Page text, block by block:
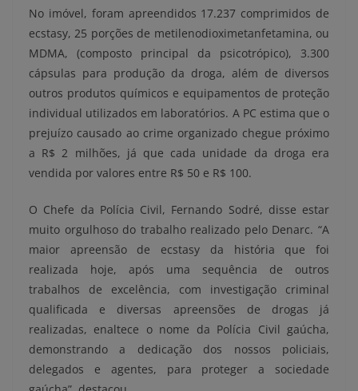
No imóvel, foram apreendidos 17.237 comprimidos de
ecstasy, 25 porções de metilenodioximetanfetamina, ou
MDMA, (composto principal da psicotrópico), 3.300
cápsulas para produção da droga, além de diversos
outros produtos químicos e equipamentos de proteção
individual utilizados em laboratórios. A PC estima que o
prejuízo causado ao crime organizado chegue próximo
a R$ 2 milhões, já que cada unidade da droga era
vendida por valores entre R$ 50 e R$ 100.
O Chefe da Polícia Civil, Fernando Sodré, disse estar
muito orgulhoso do trabalho realizado pelo Denarc. “A
maior apreensão de ecstasy da história que foi
realizada hoje, após uma sequência de outros
trabalhos de excelência, com investigação criminal
qualificada e diversas apreensões de drogas já
realizadas, enaltece o nome da Polícia Civil gaúcha,
demonstrando a dedicação dos nossos policiais,
delegados e agentes, para proteger a sociedade